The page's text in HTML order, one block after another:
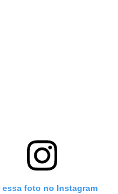
essa foto no Instagram